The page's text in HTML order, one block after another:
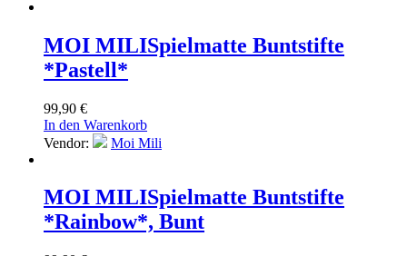
MOI MILISpielmatte Buntstifte
*Pastell*
99,90 €
In den Warenkorb
Vendor:
Moi Mili
MOI MILISpielmatte Buntstifte
*Rainbow*, Bunt